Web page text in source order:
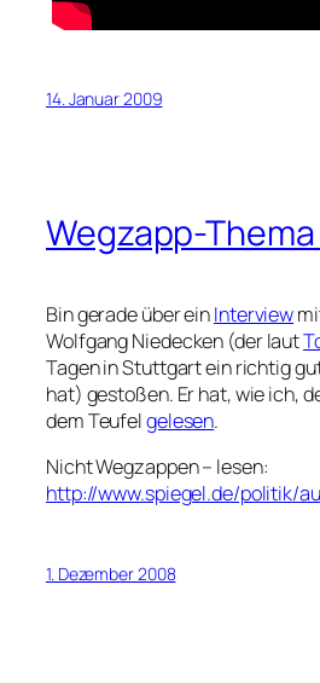
14. Januar 2009
Wegzapp-
Bin gerade über einInterview
Wolfgang Niedecken (der laut
Tagen in Stuttgart ein richtig
hat) gestoßen. Er hat, wie ich,
dem Teufelgelesen.
Nicht Wegzappen – lesen:
http://www.spiegel.de/politik/
1. Dezember 2008